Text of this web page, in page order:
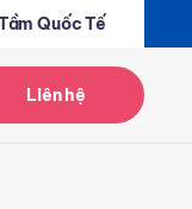
Quốc Tế
Liên hệ